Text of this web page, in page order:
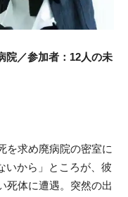
院／参加者：12人の未
を求め廃病院の密室に
いから」ところが、彼
死体に遭遇。突然の出